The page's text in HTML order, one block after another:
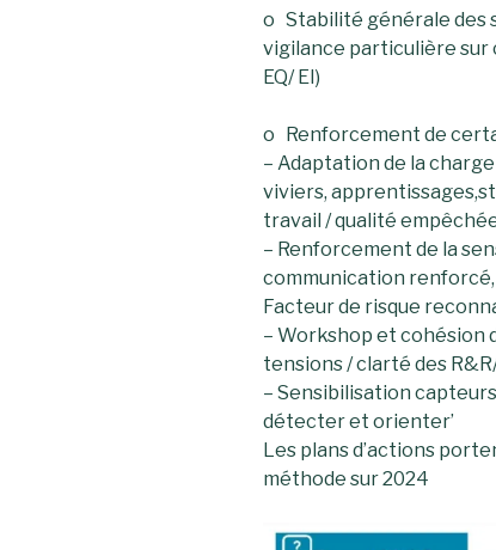
o Stabilité générale des
vigilance particulière sur
EQ/ EI)
o Renforcement de
– Adaptation de la
viviers,
travail / qualité
– Renforcement de la
communication
Facteur de risque
– Workshop et cohésion
tensions / clarté des
– Sensibilisation
détecter et orienter’
Les plans d’actions
méthode sur 2024